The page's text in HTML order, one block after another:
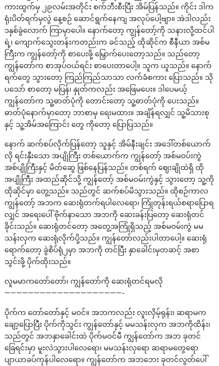
ကားထွက်မှ ၂၉လမ်းအတိုင်း စက်ဘီးစီးပြီး အိမ်ပြန်သည်။ ကိုင်း ဒါက
ရုံးပိတ်ရက်မှလွဲ နေ့စဉ် ဆောင်ရွက်နေကျ အလုပ်ပေါ့ဗျာ။ အဲဒါလည်း
၁နှစ်ခွဲလောက် ကြာမှာပေါ။ နောက်တော့ ကျွန်တော့်ကို သနားလို့ထင်ပါ
ရဲ့၊ ကျောက်သွေးတန်းကတည်းက ခင်သည့် ထိုဆိုင်က စီနီယာ အစ်မ
ကြီးက ကျွန်တော့်ကို စာပေးဖို့ မြှောက်ပေးတော့သည်။ သည်တော့
ကျွန်တော်က စာအုပ်ဝယ်ရင်း စာပေးတာပေါ့။ သူက ယူသည်။ နောက်
ရက်တွေ သွားတော့ ကြည်ကြည်သာသာ လက်ခံစကား ပြောသည်။ သို
ပသော် စာတော့ မပြန်၊ နှုတ်ကလည်း အဖြေမပေး။ ဒါပေမယ့်
ကျွန်တော်က သူ့ဓာတ်ပုံကို တောင်းတော့ သူ့ဓာတ်ပုံကို ပေးသည်။
ဓာတ်ပုံနောက်မှာတော့ ဘာစာမှ ရေးမထား။ အချိန်ရလျှင် သူ့မိသားစု
နှင့် သူ့အိမ်အကြောင်း တွေ ကိုတော့ ပြောပြသည်။
နောက် ဆက်စပ်လိုက်ပြန်တော့ သူနှင့် အိမ်နီးချင်း အဒေါ်တစ်ယောက်
လို ရင်းနှီးသော အပျိုကြီး တစ်ယောက်က ကျွန်တော့် အစ်မဝပ်းကွဲ
အစ်ပျိုကြီးနှင့် မိတ်ဆွေ ဖြစ်နေပြန်သည်။ တစ်ရက် ဈေးချိုထဲရှိ ထို
အပျိုကြီး အထည်ဆိုင်သို့ ကျွန်တော့် အစ်မဝမ်းကွဲနှင့် သွားတော့ သူ့ကို
ထိုဆိုင်မှာ တွေ့သည်။ သည်တွင် ဆက်စပ်မိသွားသည်။ ထိုစဉ်ကာလ
ကျွန်တော့် အဘက ဆေးရုံတက်ရပါလေရော၊ ကြုံတုန်းရယ်စရာပြောရ
လျှင် အရေးပေါ် ဗိုက်နာသော အဘကို ဆေးခန်းပြတော့ ဆေးရုံတင်
ခိုင်းသည်။ ဆေးရုံတင်တော့ အတွေ့အကြုံရှိသည့် အစ်မဝမ်းကွဲ မမ
သန်းလှက ဆေးရုံလိုက်ပို့သည်။ ကျွန်တော်လည်းပါတာပေါ့။ ဆေးရုံ
ရောက်တော့ ခွဲစိပ်ရုံ၂မှာ အဘကို တင်ပြီး နှာခေါင်းမှတဆင့် အစာ
သွင်းဖို့ ပိုက်ထိုးသည်။
လူမမာကတော်တော်၊ ကျွန်တော်ကို ဆေးရုံတင်ရမလို
————————————————————-
ပိုက်က တော်တော်နှင့် မဝင်။ အဘကလည်း လူးလှိမ့်ရုန်း၊ ဆရာမက
ချော့ပြောပြီး ပိုက်ကိုသွင်း ကျွန်တော်နှင့် မမသန်းလှက အဘကိုထိန်း၊
သည်တွင် အဘနှာခေါင်းထဲ ပိုက်မဝင်မီ ကျွန်တော်က အဘ ခုတင်
ခြေရင်းမှာ မူးလဲသွားပါလေရော၊ မမသန်းလှရော ဆရာမတွေရော
ပျာယာခပ်ကုန်ပါလေရော။ ကျွန်တော်က အဘဘေး ခုတင်လွတ်ပေါ်